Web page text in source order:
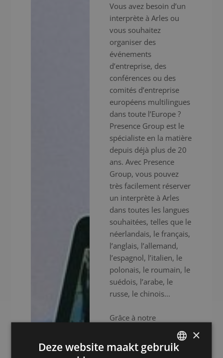
Vous avez besoin d’un
interprète à Arles ou
vous souhaitez
organiser des
événements
d’entreprise, des
conférences ou des
comités d’entreprise
européens multilingues
dans toute l’Europe ?
Presence Group est le
spécialiste en la matière
depuis déjà plus de 20
ans. Avec Presence
Group, vous pouvez
très facilement réserver
un interprète à Arles
dans toutes les langues
souhaitées, telles que le
néerlandais, le français,
l’anglais, l’allemand,
l’espagnol, l’italien, le
polonais, le roumain, le
suédois, l’arabe, le
russe, le chinois...
Grâce à notre
expertise et notre
efficacité, nous vous
×
Deze website maakt gebruik